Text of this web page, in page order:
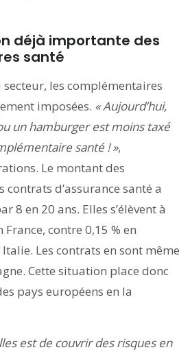
déjà importante des
santé
secteur, les complémentaires
imposées. «Aujourd’hui,
un hamburger est moins taxé
santé ! »,
Le montant des
d’assurance santé a
8 en 20 ans. Elles s’élèvent à
France, contre 0,15 % en
Italie. Les contrats en sont même
Cette situation place donc
pays européens en la
est de couvrir des risques en